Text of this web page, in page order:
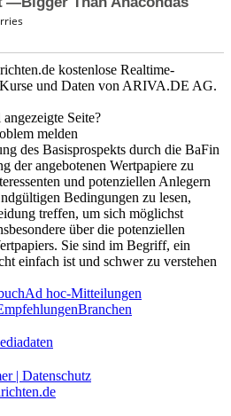
kostenlose Realtime-
und Daten von ARIVA.DE AG.
Seite?
melden
des Basisprospekts durch die BaFin
der angebotenen Wertpapiere zu
und potenziellen Anlegern
Bedingungen zu lesen,
treffen, um sich möglichst
über die potenziellen
Sie sind im Begriff, ein
einfach ist und schwer zu verstehen
Ad hoc-Mitteilungen
Branchen
| Datenschutz